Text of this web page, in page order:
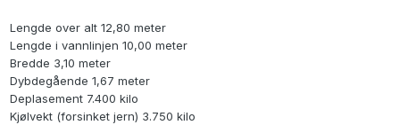
Lengde over alt 12,80 meter
Lengde i vannlinjen 10,00 meter
Bredde 3,10 meter
Dybdegående 1,67 meter
Deplasement 7.400 kilo
Kjølvekt (forsinket jern) 3.750 kilo